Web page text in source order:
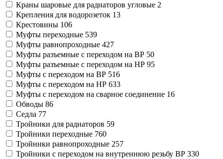
Краны шаровые для радиаторов угловые 2
Крепления для водорозеток 13
Крестовины 106
Муфты переходные 539
Муфты равнопроходные 427
Муфты разъемные с переходом на ВР 50
Муфты разъемные с переходом на НР 95
Муфты с переходом на ВР 516
Муфты с переходом на НР 633
Муфты с переходом на сварное соединение 16
Обводы 86
Седла 77
Тройники для радиаторов 59
Тройники переходные 760
Тройники равнопроходные 257
Тройники с переходом на внутреннюю резьбу ВР 330